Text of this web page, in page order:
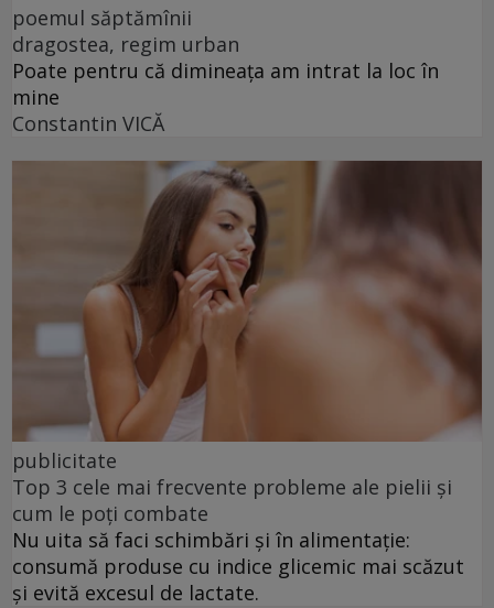
poemul săptămînii
dragostea, regim urban
Poate pentru că dimineața am intrat la loc în
mine
Constantin VICĂ
publicitate
Top 3 cele mai frecvente probleme ale pielii și
cum le poți combate
Nu uita să faci schimbări și în alimentație:
consumă produse cu indice glicemic mai scăzut
și evită excesul de lactate.